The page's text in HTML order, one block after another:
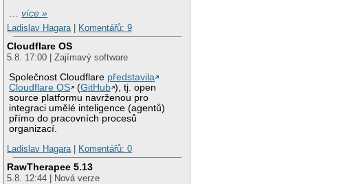
…více »
Ladislav Hagara| Komentářů: 9
Cloudflare OS
5.8. 17:00 | Zajímavý software
Společnost Cloudflare představila
Cloudflare OS
(GitHub ), tj. open
source platformu navrženou pro
integraci umělé inteligence (agentů)
přímo do pracovních procesů
organizací.
Ladislav Hagara| Komentářů: 0
RawTherapee 5.13
5.8. 12:44 | Nová verze